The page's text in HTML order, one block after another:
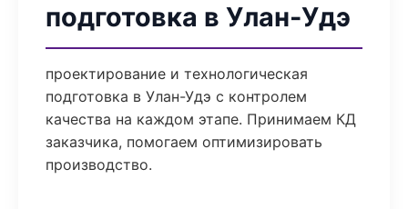
подготовка в Улан-Удэ
проектирование и технологическая
подготовка в Улан-Удэ с контролем
качества на каждом этапе. Принимаем КД
заказчика, помогаем оптимизировать
производство.